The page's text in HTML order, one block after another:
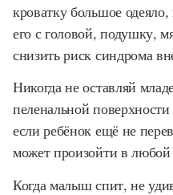
кроватку большое
его с головой, подушку,
снизить риск синдрома
Никогда не оставляй
пеленальной
если ребёнок ещё не
может произойти в
Когда малыш спит, не